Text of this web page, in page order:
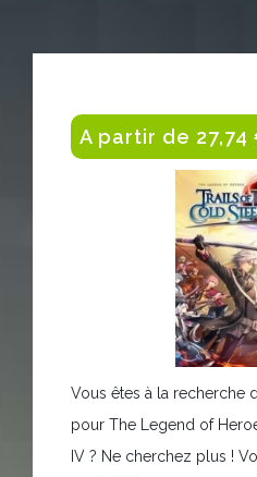
A partir de 27,74
Vous êtes à la recherche
pour The Legend of
IV ? Ne cherchez plus !